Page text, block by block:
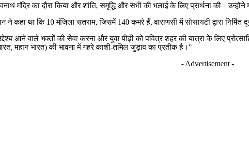
मंदिर का दौरा किया और शांति, समृद्धि और सभी की भलाई के लिए प्रार्थना की। उन्होंने
कहा था कि 10 मंजिला सतराम, जिसमें 140 कमरे हैं, वाराणसी में सोसायटी द्वारा निर्मित
आने वाले भक्तों की सेवा करना और युवा पीढ़ी को पवित्र शहर की यात्रा के लिए
महान भारत) की भावना में गहरे काशी-तमिल जुड़ाव का प्रतीक है।”
- Advertisement -